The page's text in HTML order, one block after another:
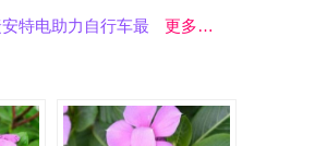
特电助力自行车最 更多…